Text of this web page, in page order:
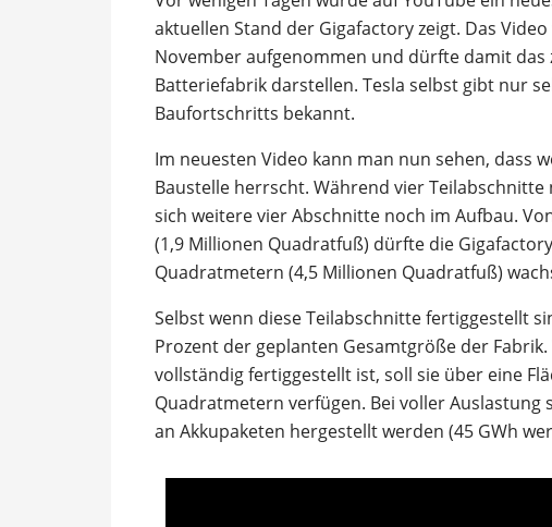
aktuellen Stand der Gigafactory zeigt. Das
November aufgenommen und dürfte damit
Batteriefabrik darstellen. Tesla selbst gibt nur
Baufortschritts bekannt.
Im neuesten Video kann man nun sehen, dass
Baustelle herrscht. Während vier
sich weitere vier Abschnitte noch im Aufbau.
(1,9 Millionen Quadratfuß) dürfte die
Quadratmetern (4,5 Millionen Quadratfuß)
Selbst wenn diese Teilabschnitte fertiggestellt
Prozent der geplanten Gesamtgröße der
vollständig fertiggestellt ist, soll sie über eine
Quadratmetern verfügen. Bei voller Auslastung
an Akkupaketen hergestellt werden (45 GWh